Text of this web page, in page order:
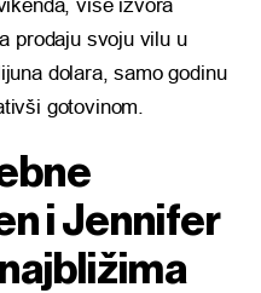
više izvora
prodaju svoju vilu u
dolara, samo godinu
gotovinom.
i Jennifer